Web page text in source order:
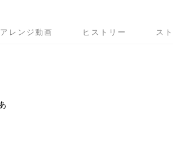
レンジ動画 ヒストリー ス